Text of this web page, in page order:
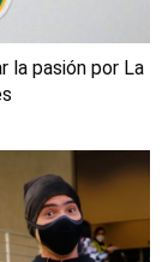
la pasión por La